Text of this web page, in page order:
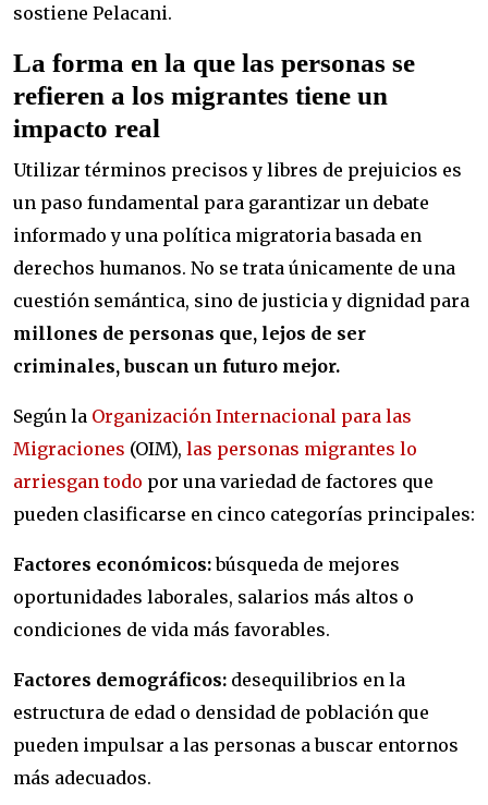
sostiene Pelacani.
La forma en la que las personas se
refieren a los migrantes tiene un
impacto real
Utilizar términos precisos y libres de prejuicios es
un paso fundamental para garantizar un debate
informado y una política migratoria basada en
derechos humanos. No se trata únicamente de una
cuestión semántica, sino de justicia y dignidad para
millones de personas que, lejos de ser
criminales, buscan un futuro mejor.
Según la Organización Internacional para las
Migraciones (OIM), las personas migrantes lo
arriesgan todo por una variedad de factores que
pueden clasificarse en cinco categorías principales:
Factores económicos:búsqueda de mejores
oportunidades laborales, salarios más altos o
condiciones de vida más favorables.
Factores demográficos: desequilibrios en la
estructura de edad o densidad de población que
pueden impulsar a las personas a buscar entornos
más adecuados.